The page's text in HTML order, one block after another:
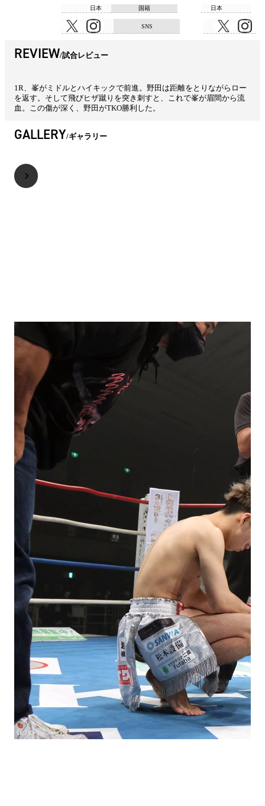
国籍
日本 日本
SNS
REVIEW 試合レビュー
1R、峯がミドルとハイキックで前進。野田は距離をとりながらロー
を返す。そして飛びヒザ蹴りを突き刺すと、これで峯が眉間から流
血。この傷が深く、野田がTKO勝利した。
GALLERY ギャラリー